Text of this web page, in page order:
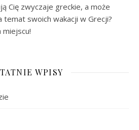
Cię zwyczaje greckie, a może
swoich wakacji w Grecji?
WPISY